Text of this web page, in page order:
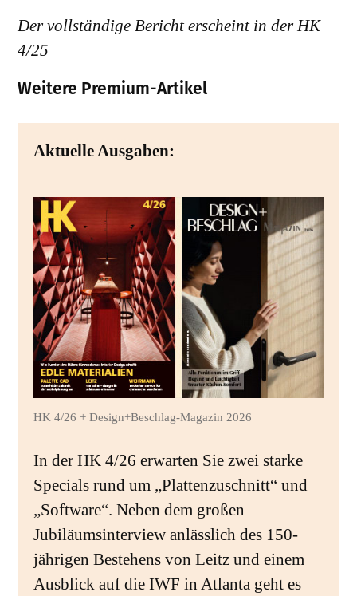
Der vollständige Bericht erscheint in der HK
4/25
Weitere Premium-Artikel
Aktuelle Ausgaben:
HK 4/26 + Design+Beschlag-Magazin 2026
In der HK 4/26 erwarten Sie zwei starke
Specials rund um „Plattenzuschnitt“ und
„Software“. Neben dem großen
Jubiläumsinterview anlässlich des 150-
jährigen Bestehens von Leitz und einem
Ausblick auf die IWF in Atlanta geht es